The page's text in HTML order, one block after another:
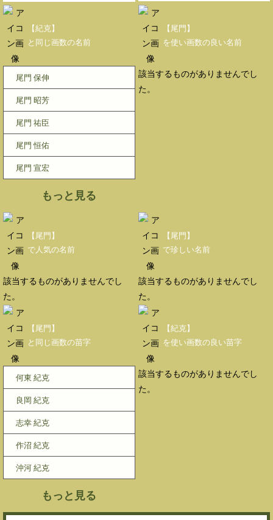
【紀克】
と同じ画数の名前
尾門 保伸
尾門 昭芳
尾門 祐臣
尾門 恒佑
尾門 宣宏
もっと見る
【尾門】
を使い画数の良い名前
該当するものがありませんでし
た。
【尾門】
で人気の名前
該当するものがありませんでし
た。
【尾門】
で珍しい名前
該当するものがありませんでし
た。
【尾門】
と同じ画数の苗字
何東 紀克
良岡 紀克
志幸 紀克
作沼 紀克
沖河 紀克
もっと見る
【紀克】
を使い画数の良い苗字
該当するものがありませんでし
た。